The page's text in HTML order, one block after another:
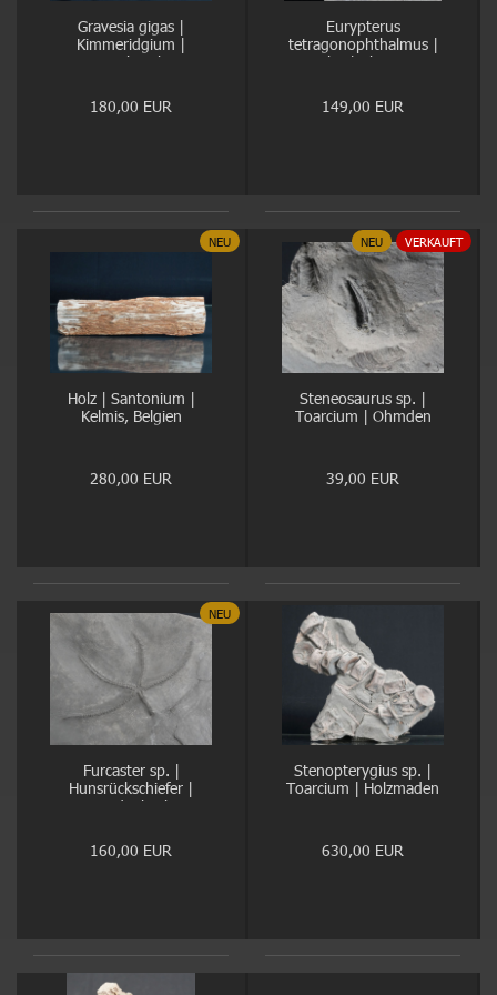
Gravesia gigas |
Kimmeridgium |
Frankreich
180,00 EUR
Eurypterus
tetragonophthalmus |
Silur | Ukraine
149,00 EUR
NEU
Holz | Santonium |
Kelmis, Belgien
280,00 EUR
NEU VERKAUFT
Steneosaurus sp. |
Toarcium | Ohmden
39,00 EUR
NEU
Furcaster sp. |
Hunsrückschiefer |
Bundenbach
160,00 EUR
Stenopterygius sp. |
Toarcium | Holzmaden
630,00 EUR